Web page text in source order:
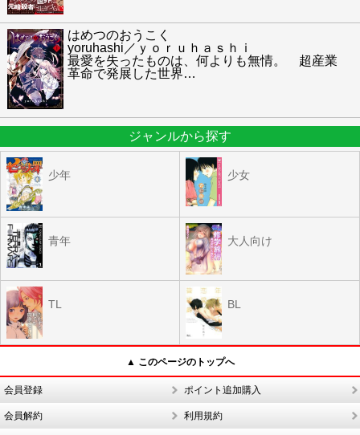
はめつのおうこく
yoruhashi／ｙｏｒｕｈａｓｈｉ
最愛を失ったものは、何よりも無情。 超産業
革命で発展した世界…
ジャンルから探す
少年 少女
青年 大人向け
TL BL
▲ このページのトップへ
会員登録 ポイント追加購入
会員解約 利用規約